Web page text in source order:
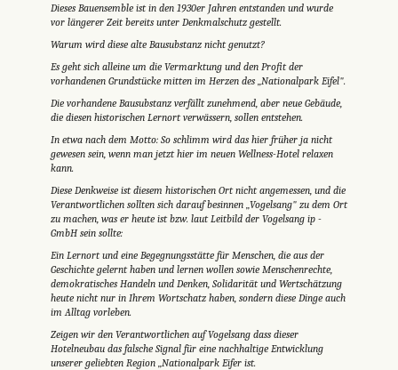
Dieses Bauensemble ist in den 1930er Jahren entstanden und wurde
vor längerer Zeit bereits unter Denkmalschutz gestellt.
Warum wird diese alte Bausubstanz nicht genutzt?
Es geht sich alleine um die Vermarktung und den Profit der
vorhandenen Grundstücke mitten im Herzen des „Nationalpark Eifel".
Die vorhandene Bausubstanz verfällt zunehmend, aber neue Gebäude,
die diesen historischen Lernort verwässern, sollen entstehen.
In etwa nach dem Motto: So schlimm wird das hier früher ja nicht
gewesen sein, wenn man jetzt hier im neuen Wellness-Hotel relaxen
kann.
Diese Denkweise ist diesem historischen Ort nicht angemessen, und die
Verantwortlichen sollten sich darauf besinnen „Vogelsang" zu dem Ort
zu machen, was er heute ist bzw. laut Leitbild der Vogelsang ip -
GmbH sein sollte:
Ein Lernort und eine Begegnungsstätte für Menschen, die aus der
Geschichte gelernt haben und lernen wollen sowie Menschenrechte,
demokratisches Handeln und Denken, Solidarität und Wertschätzung
heute nicht nur in Ihrem Wortschatz haben, sondern diese Dinge auch
im Alltag vorleben.
Zeigen wir den Verantwortlichen auf Vogelsang dass dieser
Hotelneubau das falsche Signal für eine nachhaltige Entwicklung
unserer geliebten Region „Nationalpark Eifer ist.